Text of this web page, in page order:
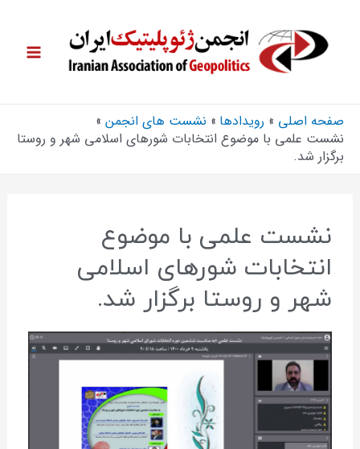
صفحه اصلی رویدادها
نشست های انجمن
نشست علمی با موضوع انتخابات شورهای اسلامی شهر و روستا
برگزار شد.
نشست علمی با موضوع
انتخابات شورهای اسلامی
شهر و روستا برگزار شد.